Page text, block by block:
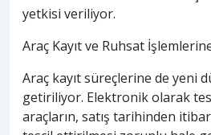
yetkisi veriliyor.
Araç Kayıt ve Ruhsat
Araç kayıt süreçlerine de yeni
getiriliyor. Elektronik olarak
araçların, satış tarihinden